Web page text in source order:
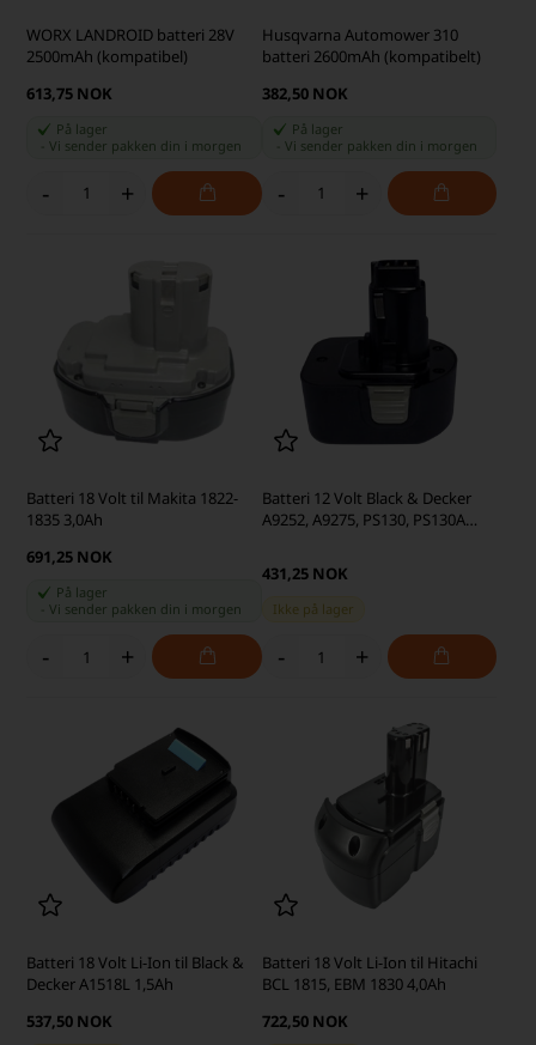
WORX LANDROID batteri 28V
2500mAh (kompatibel)
613,75 NOK
På lager
-Vi sender pakken din i morgen
- +
Husqvarna Automower 310
batteri 2600mAh (kompatibelt)
382,50 NOK
På lager
Vi sender pakken din i morgen
- +
Batteri 18 Volt til Makita 1822-
1835 3,0Ah
691,25 NOK
På lager
-Vi sender pakken din i morgen
- +
Batteri 12 Volt Black & Decker
A9252, A9275, PS130, PS130A
431,25 NOK
Ikke på lager
- +
Batteri 18 Volt Li-Ion til Black &
Decker A1518L 1,5Ah
537,50 NOK
Batteri 18 Volt Li-Ion til Hitachi
BCL 1815, EBM 1830 4,0Ah
722,50 NOK